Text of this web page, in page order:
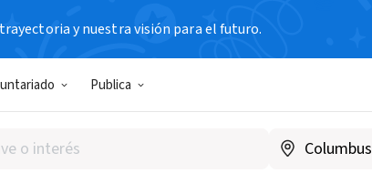
y nuestra visión para el futuro.
Publica
Foundation of